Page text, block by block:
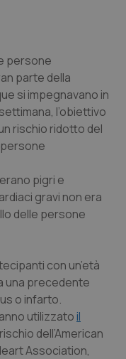
persone
parte della
si impegnavano in
l’obiettivo
rischio ridotto del
pigri e
gravi non era
delle persone
con un’età
una precedente
o infarto.
utilizzatoil
dell’American
Association,